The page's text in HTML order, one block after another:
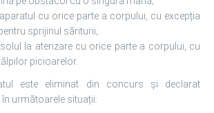
cu orice parte a corpului, cu excepția
sprijinul săriturii;
la aterizare cu orice parte a corpului, cu
picioarelor.
este eliminat din concurs și declarat
următoarele situații: